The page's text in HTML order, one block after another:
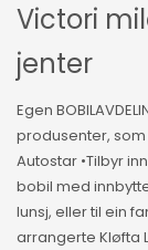
Victori
jenter
Egen
produsenter, som
Autostar •Tilbyr
bobil med
lunsj, eller til ein
arrangerte Kløfta